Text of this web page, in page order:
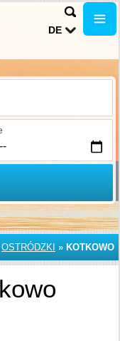
DE
OSTRÓDZKI » KOTKOWO